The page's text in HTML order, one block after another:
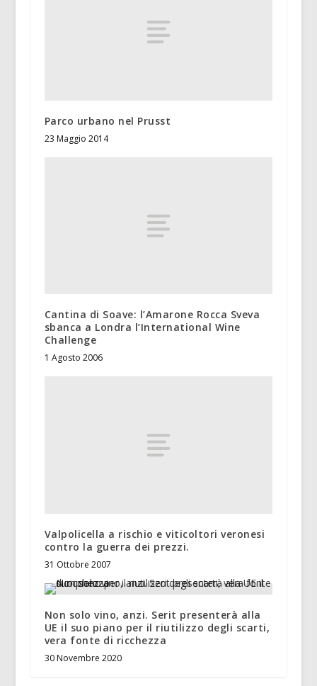
Parco urbano nel Prusst
23 Maggio 2014
Cantina di Soave: l’Amarone Rocca Sveva
sbanca a Londra l’International Wine
Challenge
1 Agosto 2006
Valpolicella a rischio e viticoltori veronesi
contro la guerra dei prezzi.
31 Ottobre 2007
Non solo vino, anzi. Serit presenterà alla
UE il suo piano per il riutilizzo degli scarti,
vera fonte di ricchezza
30 Novembre 2020